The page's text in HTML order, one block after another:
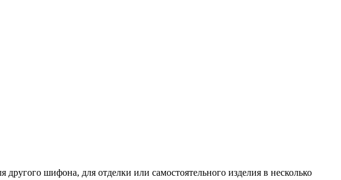
шифона, для отделки или самостоятельного изделия в несколько